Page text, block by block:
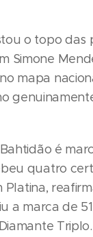
o topo das
Simone
mapa
é
quatro
a marca de